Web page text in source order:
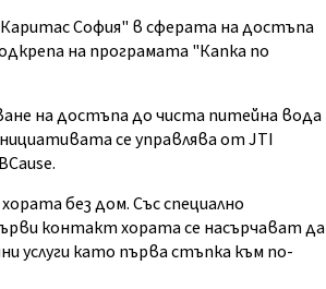
София" в сферата на достъпа
на програмата "Капка по
на достъпа до чиста питейна вода
се управлява от JTI
без дом. Със специално
контакт хората се насърчават да
услуги като първа стъпка към по-